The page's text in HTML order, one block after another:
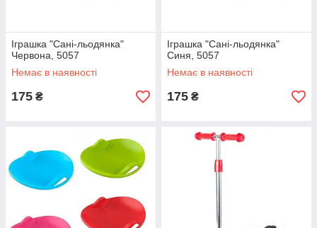
Іграшка "Сані-льодянка"
Червона, 5057
Немає в наявності
175 ₴
Іграшка "Сані-льодянка"
Синя, 5057
Немає в наявності
175 ₴